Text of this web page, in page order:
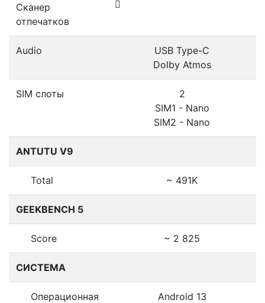
Сканер
отпечатков
Audio
USB Type-C
Dolby Atmos
SIM слоты
2
SIM1 - Nano
SIM2 - Nano
ANTUTU V9
Total ~ 491K
GEEKBENCH 5
Score ~ 2 825
СИСТЕМА
Операционная
Android 13